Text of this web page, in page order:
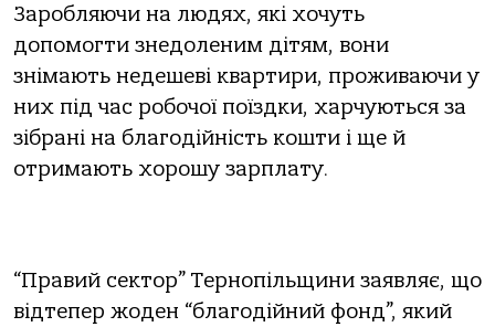
Заробляючи на людях, які хочуть
допомогти знедоленим дітям, вони
знімають недешеві квартири, проживаючи у
них під час робочої поїздки, харчуються за
зібрані на благодійність кошти і ще й
отримають хорошу зарплату.
“Правий сектор” Тернопільщини заявляє, що
відтепер жоден “благодійний фонд”, який